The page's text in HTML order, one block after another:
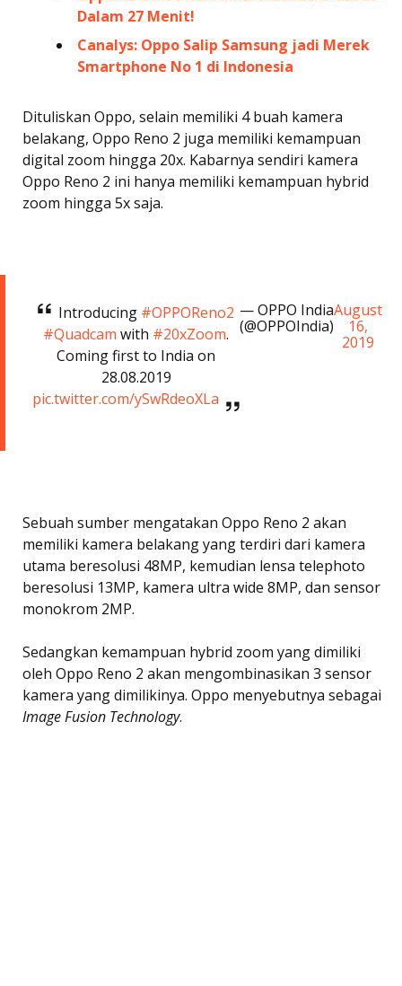
Dalam 27 Menit!
Canalys: Oppo Salip Samsung jadi Merek
Smartphone No 1 di Indonesia
Dituliskan Oppo, selain memiliki 4 buah kamera
belakang, Oppo Reno 2 juga memiliki kemampuan
digital zoom hingga 20x. Kabarnya sendiri kamera
Oppo Reno 2 ini hanya memiliki kemampuan hybrid
zoom hingga 5x saja.
Introducing #OPPOReno2
#Quadcam with #20xZoom.
Coming first to India on
28.08.2019
pic.twitter.com/ySwRdeoXLa
— OPPO India
(@OPPOIndia)
August
16,
2019
Sebuah sumber mengatakan Oppo Reno 2 akan
memiliki kamera belakang yang terdiri dari kamera
utama beresolusi 48MP, kemudian lensa telephoto
beresolusi 13MP, kamera ultra wide 8MP, dan sensor
monokrom 2MP.
Sedangkan kemampuan hybrid zoom yang dimiliki
oleh Oppo Reno 2 akan mengombinasikan 3 sensor
kamera yang dimilikinya. Oppo menyebutnya sebagai
Image Fusion Technology.